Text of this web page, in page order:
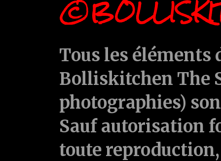
Tous les
Bolliskitchen The
photographies)
Sauf autorisation
toute